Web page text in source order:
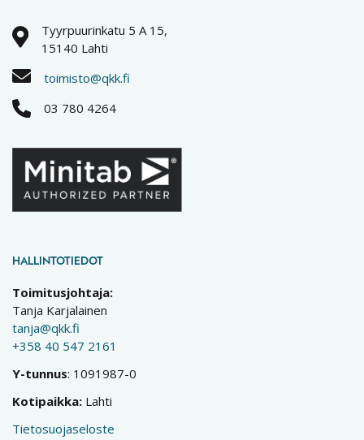
Tyyrpuurinkatu 5 A 15,
15140 Lahti
toimisto@qkk.fi
03 780 4264
HALLINTOTIEDOT
Toimitusjohtaja:
Tanja Karjalainen
tanja@qkk.fi
+358 40 547 2161
Y-tunnus: 1091987-0
Kotipaikka: Lahti
Tietosuojaseloste